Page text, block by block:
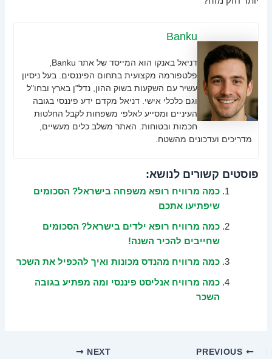
Banku
פלטפורמה מקצועית בתחום הפיננסים. בעל ניסיון
עשיר עם השקעות בשוק ההון, נדל"ן בארץ ובחו"ל
וגם כלכלי אישי. דניאל מקדם ידע פיננסי בגובה
העיניים ומסייע לאלפי משפחות לקבל החלטות
חכמות ובטוחות. האתר משלב כלים מעשיים,
מדריכים ועדכונים מהשטח.
פוסטים קשורים לנושא:
כמה מרוויח רופא משפחה בישראל? הסכומים
שיפתיעו אתכם
כמה מרוויח רופא ילדים בישראל? הסכומים
שחייבים להכיר השנה!
כמה מרוויח מהנדס מכונות ואיך להכפיל את השכר
כמה מרוויח אנליסט פיננסי ומה מפתיע בגובה
השכר
NEXT